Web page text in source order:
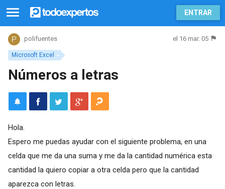
ENTRAR
Microsoft Excel
polifuentes el 16 mar. 05
Números a letras
Hola.
Espero me puedas ayudar con el siguiente problema, en una
celda que me da una suma y me da la cantidad numérica esta
cantidad la quiero copiar a otra celda pero que la cantidad
aparezca con letras.